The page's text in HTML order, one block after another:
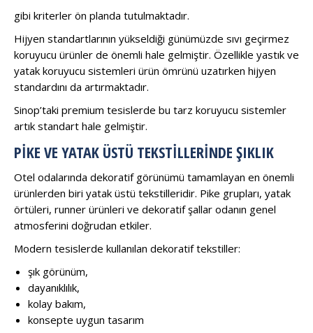
gibi kriterler ön planda tutulmaktadır.
Hijyen standartlarının yükseldiği günümüzde sıvı geçirmez
koruyucu ürünler de önemli hale gelmiştir. Özellikle yastık ve
yatak koruyucu sistemleri ürün ömrünü uzatırken hijyen
standardını da artırmaktadır.
Sinop’taki premium tesislerde bu tarz koruyucu sistemler
artık standart hale gelmiştir.
PIKE VE YATAK ÜSTÜ TEKSTILLERINDE ŞIKLIK
Otel odalarında dekoratif görünümü tamamlayan en önemli
ürünlerden biri yatak üstü tekstilleridir. Pike grupları, yatak
örtüleri, runner ürünleri ve dekoratif şallar odanın genel
atmosferini doğrudan etkiler.
Modern tesislerde kullanılan dekoratif tekstiller:
şık görünüm,
dayanıklılık,
kolay bakım,
konsepte uygun tasarım